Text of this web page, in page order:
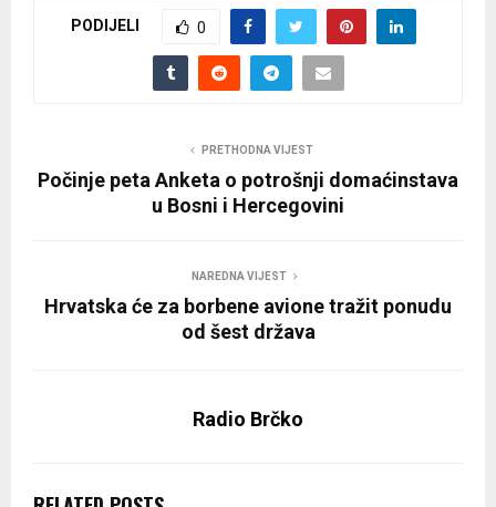
PODIJELI 0
PRETHODNA VIJEST
Počinje peta Anketa o potrošnji domaćinstava
u Bosni i Hercegovini
NAREDNA VIJEST
Hrvatska će za borbene avione tražit ponudu
od šest država
Radio Brčko